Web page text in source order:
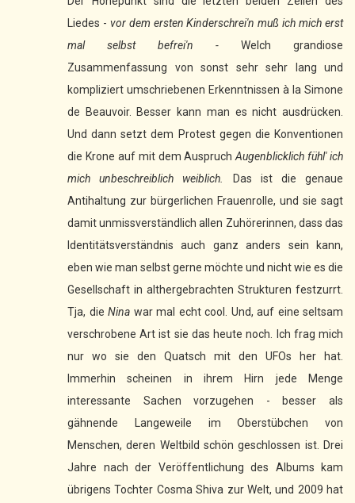
Liedes - vor dem ersten Kinderschrei'n muß ich mich erst
mal selbst befrei'n - Welch grandiose
Zusammenfassung von sonst sehr sehr lang und
kompliziert umschriebenen Erkenntnissen à la Simone
de Beauvoir. Besser kann man es nicht ausdrücken.
Und dann setzt dem Protest gegen die Konventionen
die Krone auf mit dem Auspruch Augenblicklich fühl' ich
mich unbeschreiblich weiblich.
Das ist die genaue
Antihaltung zur bürgerlichen Frauenrolle, und sie sagt
damit unmissverständlich allen Zuhörerinnen, dass das
Identitätsverständnis auch ganz anders sein kann,
eben wie man selbst gerne möchte und nicht wie es die
Gesellschaft in althergebrachten Strukturen festzurrt.
Tja, die Nina war mal echt cool. Und, auf eine seltsam
verschrobene Art ist sie das heute noch. Ich frag mich
nur wo sie den Quatsch mit den UFOs her hat.
Immerhin scheinen in ihrem Hirn jede Menge
interessante Sachen vorzugehen - besser als
gähnende Langeweile im Oberstübchen von
Menschen, deren Weltbild schön geschlossen ist.
Drei
Jahre nach der Veröffentlichung des Albums kam
übrigens Tochter Cosma Shiva zur Welt, und 2009 hat